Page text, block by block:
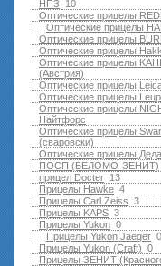
10
НПЗ
Оптические прицелы
Оптические прицелы
Оптические прицелы
Оптические прицелы
Оптические прицелы
(Австрия)
Оптические прицелы
Оптические прицелы
Оптические прицелы
Найтфорс
Оптические прицелы
(сваровски)
Оптические прицелы
ПОСП (БЕЛОМО-ЗЕНИТ)
13
прицел Docter
4
Прицелы Hawke
3
Прицелы Carl Zeiss
3
Прицелы KAPS
0
Прицелы Yukon
0
Прицелы Yukon Jaeger
0
Прицелы Yukon (Craft)
Прицелы ЗЕНИТ